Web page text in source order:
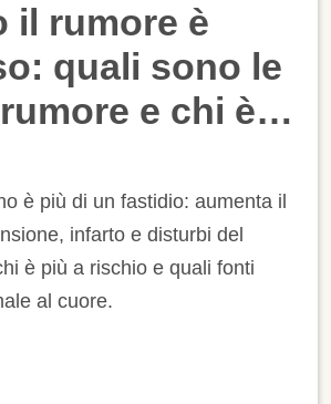
il rumore è
quali sono le
e chi è
è più di un fastidio: aumenta il
infarto e disturbi del
è più a rischio e quali fonti
al cuore.